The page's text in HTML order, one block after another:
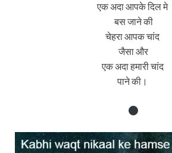
एक अदा आपके दिल मे
बस जाने की
चेहरा आपक चांद
जैसा और
एक अदा हमारी चांद
पाने की।